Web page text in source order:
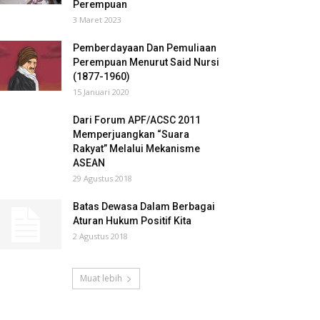
Perempuan
3 Maret 2023
Pemberdayaan Dan Pemuliaan
Perempuan Menurut Said Nursi
(1877-1960)
15 Januari 2020
Dari Forum APF/ACSC 2011
Memperjuangkan “Suara
Rakyat” Melalui Mekanisme
ASEAN
29 Agustus 2018
Batas Dewasa Dalam Berbagai
Aturan Hukum Positif Kita
2 Agustus 2018
Muat lebih